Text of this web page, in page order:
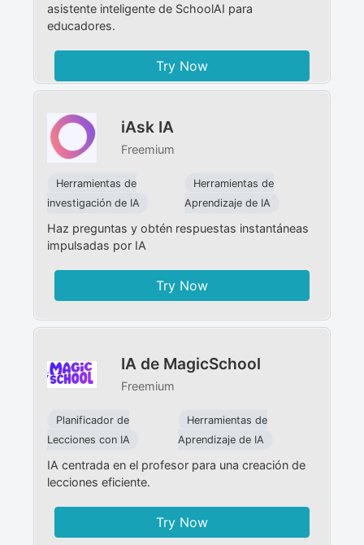
asistente inteligente de SchoolAI para
educadores.
Try Now
iAsk IA
Freemium
Herramientas de
investigación de IA
Herramientas de
Aprendizaje de IA
Haz preguntas y obtén respuestas instantáneas
impulsadas por IA
Try Now
IA de MagicSchool
Freemium
Planificador de
Lecciones con IA
Herramientas de
Aprendizaje de IA
IA centrada en el profesor para una creación de
lecciones eficiente.
Try Now